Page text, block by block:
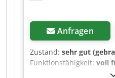
Anfragen
Zustand: sehr gut
Funktionsfähigkeit: voll
8’000 kg